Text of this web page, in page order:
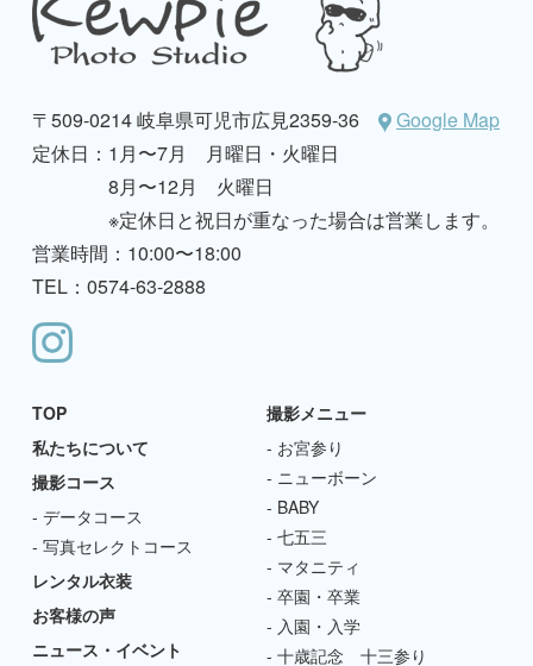
〒509-0214 岐阜県可児市広見2359-36
Google Map
定休日： 1月〜7月 月曜日・火曜日
8月〜12月 火曜日
※定休日と祝日が重なった場合は営業します。
営業時間：10:00〜18:00
TEL：0574-63-2888
TOP
私たちについて
撮影コース
データコース
写真セレクトコース
レンタル衣装
お客様の声
ニュース・イベント
撮影メニュー
お宮参り
ニューボーン
BABY
七五三
マタニティ
卒園・卒業
入園・入学
十歳記念 十三参り